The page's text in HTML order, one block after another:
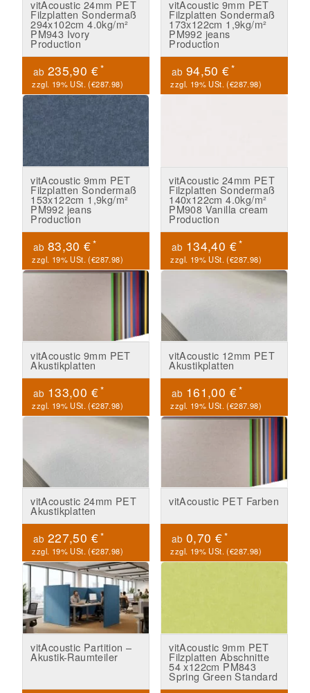
vitAcoustic 24mm PET
Filzplatten Sondermaß
294x102cm 4.0kg/m²
PM943 Ivory
Production
ab 235,90 €*
zzgl. 19% USt. (€287.98)
vitAcoustic 9mm PET
Filzplatten Sondermaß
173x122cm 1,9kg/m²
PM992 jeans
Production
ab 94,50 €*
zzgl. 19% USt. (€287.98)
vitAcoustic 9mm PET
Filzplatten Sondermaß
153x122cm 1,9kg/m²
PM992 jeans
Production
ab 83,30 €*
zzgl. 19% USt. (€287.98)
vitAcoustic 24mm PET
Filzplatten Sondermaß
140x122cm 4.0kg/m²
PM908 Vanilla cream
Production
ab 134,40 €*
zzgl. 19% USt. (€287.98)
vitAcoustic 9mm PET
Akustikplatten
ab 133,00 €*
zzgl. 19% USt. (€287.98)
vitAcoustic 12mm PET
Akustikplatten
ab 161,00 €*
zzgl. 19% USt. (€287.98)
vitAcoustic 24mm PET
Akustikplatten
ab 227,50 €*
zzgl. 19% USt. (€287.98)
vitAcoustic PET Farben
ab 0,70 €*
zzgl. 19% USt. (€287.98)
vitAcoustic Partition –
Akustik-Raumteiler
vitAcoustic 9mm PET
Filzplatten Abschnitte
54 x122cm PM843
Spring Green Standard